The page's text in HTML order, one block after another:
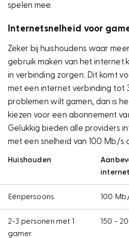
spelen mee.
Internetsnelheid voor
Zeker bij huishoudens waar
gebruik maken van het internet
in verbinding zorgen. Dit komt
met een internet verbinding tot
problemen wilt gamen, dan is
kiezen voor een abonnement
Gelukkig bieden alle providers
met een snelheid van 100 Mb/s
Huishouden
Eénpersoons 100
2-3 personen met 1
gamer
150 -